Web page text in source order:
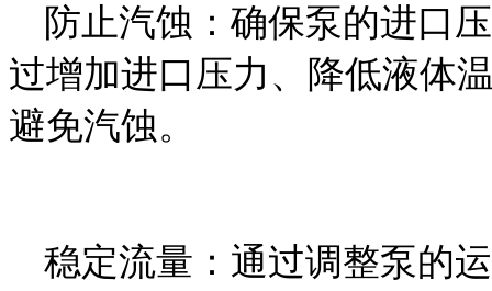
防止汽蚀：确保泵的进口
过增加进口压力、降低液体
避免汽蚀。
稳定流量：通过调整泵的